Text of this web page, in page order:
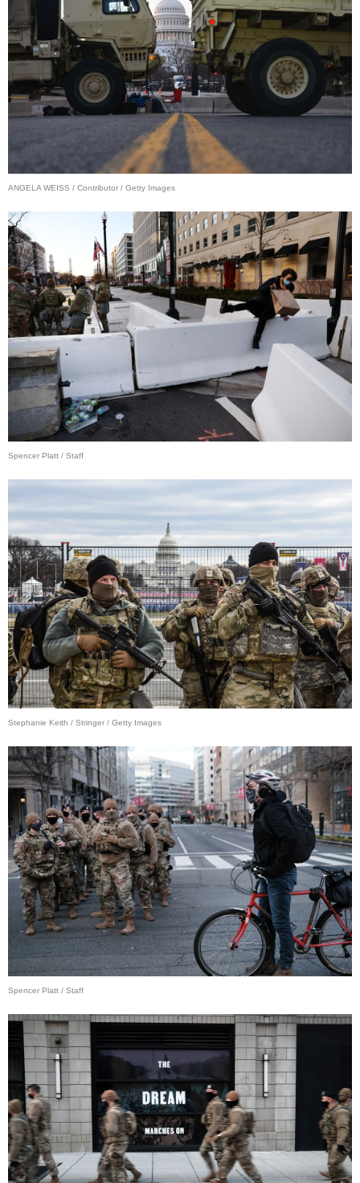
ANGELA WEISS / Contributor / Getty Images
Spencer Platt / Staff
Stephanie Keith / Stringer / Getty Images
Spencer Platt / Staff